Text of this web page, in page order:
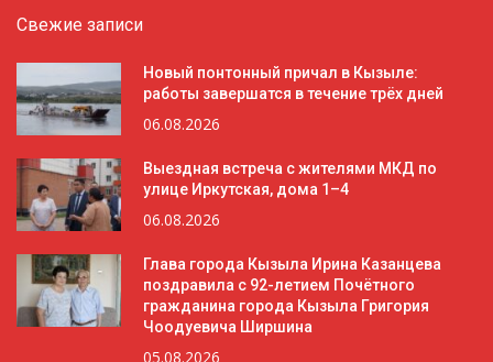
Свежие записи
Новый понтонный причал в Кызыле:
работы завершатся в течение трёх дней
06.08.2026
Выездная встреча с жителями МКД по
улице Иркутская, дома 1–4
06.08.2026
Глава города Кызыла Ирина Казанцева
поздравила с 92-летием Почётного
гражданина города Кызыла Григория
Чоодуевича Ширшина
05.08.2026